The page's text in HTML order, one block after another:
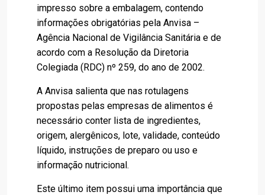
impresso sobre a embalagem, contendo
informações obrigatórias pela Anvisa –
Agência Nacional de Vigilância Sanitária e de
acordo com a Resolução da Diretoria
Colegiada (RDC) nº 259, do ano de 2002.
A Anvisa salienta que nas rotulagens
propostas pelas empresas de alimentos é
necessário conter lista de ingredientes,
origem, alergênicos, lote, validade, conteúdo
líquido, instruções de preparo ou uso e
informação nutricional.
Este último item possui uma importância que